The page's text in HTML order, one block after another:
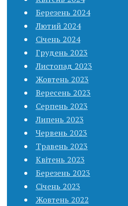
Березень 2024
Лютий 2024
Січень 2024
Грудень 2023
Листопад 2023
Жовтень 2023
Вересень 2023
Серпень 2023
Липень 2023
Червень 2023
Травень 2023
Квітень 2023
Березень 2023
Січень 2023
Жовтень 2022